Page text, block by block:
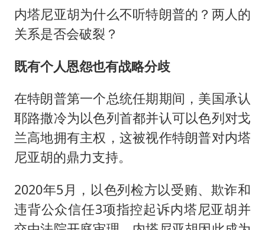
内塔尼亚胡为什么不听特朗普的？两人的
关系是否会破裂？
既有个人恩怨也有战略分歧
在特朗普第一个总统任期期间，美国承认
耶路撒冷为以色列首都并认可以色列对戈
兰高地拥有主权，这被视作特朗普对内塔
尼亚胡的鼎力支持。
2020年5月，以色列检方以受贿、欺诈和
违背公众信任3项指控起诉内塔尼亚胡并